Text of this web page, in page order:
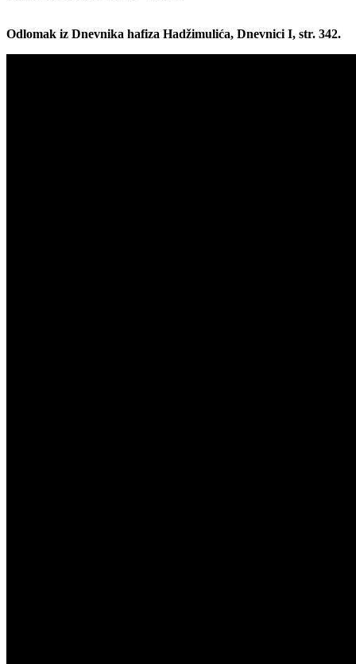
Odlomak iz Dnevnika hafiza Hadžimulića, Dnevnici I, str. 342.